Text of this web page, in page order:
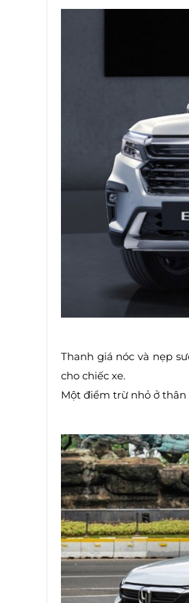
Thanh giá nóc và nẹp
cho chiếc xe.
Một điểm trừ nhỏ ở thân